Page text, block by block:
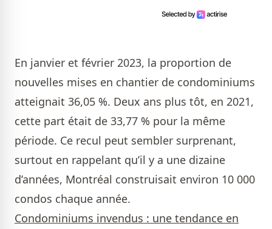
En janvier et février 2023, la proportion de
nouvelles mises en chantier de condominiums
atteignait 36,05 %. Deux ans plus tôt, en 2021,
cette part était de 33,77 % pour la même
période. Ce recul peut sembler surprenant,
surtout en rappelant qu’il y a une dizaine
d’années, Montréal construisait environ 10 000
condos chaque année.
Condominiums invendus : une tendance en